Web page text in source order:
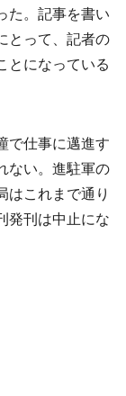
た。記事を書い
とって、記者の
とになっている
で仕事に邁進す
ない。進駐軍の
はこれまで通り
発刊は中止にな